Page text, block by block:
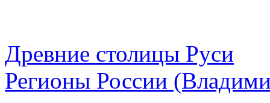
Древние столицы Руси
Регионы России